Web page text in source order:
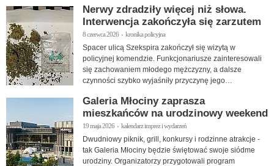
Nerwy zdradziły więcej niż słowa.
Interwencja zakończyła się zarzutem
8 czerwca 2026 › kronika policyjna
Spacer ulicą Szekspira zakończył się wizytą w
policyjnej komendzie. Funkcjonariusze zainteresowali
się zachowaniem młodego mężczyzny, a dalsze
czynności szybko wyjaśniły przyczynę jego
Galeria Młociny zaprasza
mieszkańców na urodzinowy weekend
19 maja 2026 › kalendarz imprez i wydarzeń
Dwudniowy piknik, grill, konkursy i rodzinne atrakcje -
tak Galeria Młociny będzie świętować swoje siódme
urodziny. Organizatorzy przygotowali program